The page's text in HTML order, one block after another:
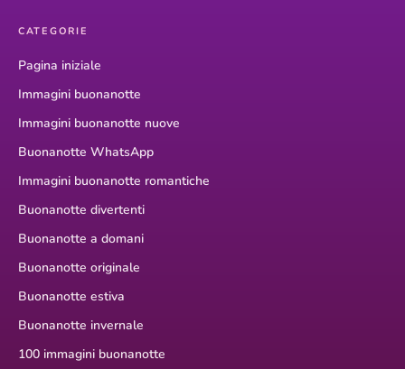
CATEGORIE
Pagina iniziale
Immagini buonanotte
Immagini buonanotte nuove
Buonanotte WhatsApp
Immagini buonanotte romantiche
Buonanotte divertenti
Buonanotte a domani
Buonanotte originale
Buonanotte estiva
Buonanotte invernale
100 immagini buonanotte